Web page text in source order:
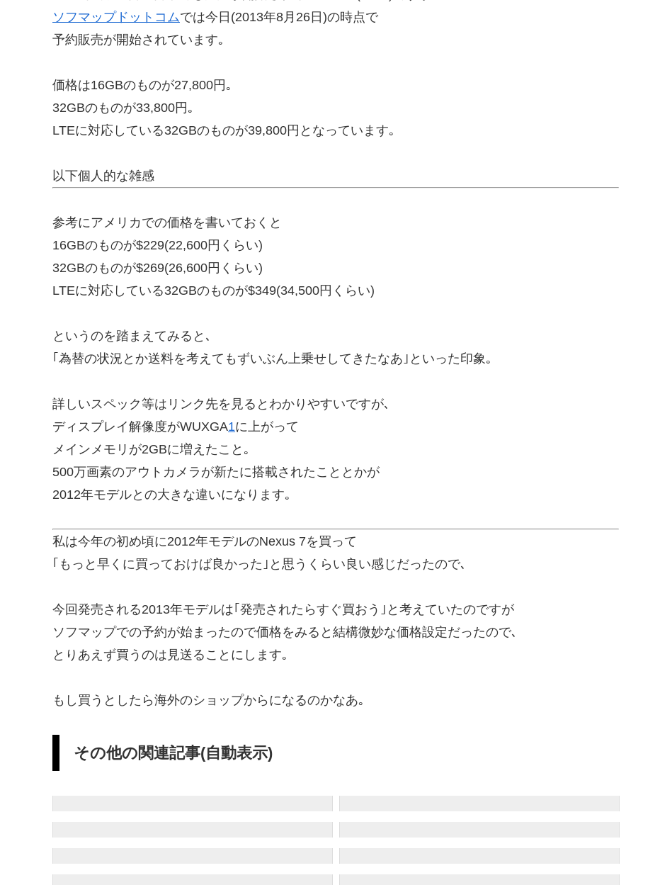
ソフマップドットコムでは今日(2013年8月26日)の時点で
予約販売が開始されています｡
価格は16GBのものが27,800円｡
32GBのものが33,800円｡
LTEに対応している32GBのものが39,800円となっています｡
以下個人的な雑感
参考にアメリカでの価格を書いておくと
16GBのものが$229(22,600円くらい)
32GBのものが$269(26,600円くらい)
LTEに対応している32GBのものが$349(34,500円くらい)
というのを踏まえてみると､
｢為替の状況とか送料を考えてもずいぶん上乗せしてきたなあ｣といった印象｡
詳しいスペック等はリンク先を見るとわかりやすいですが､
ディスプレイ解像度がWUXGA1に上がって
メインメモリが2GBに増えたこと｡
500万画素のアウトカメラが新たに搭載されたこととかが
2012年モデルとの大きな違いになります｡
私は今年の初め頃に2012年モデルのNexus 7を買って
｢もっと早くに買っておけば良かった｣と思うくらい良い感じだったので､
今回発売される2013年モデルは｢発売されたらすぐ買おう｣と考えていたのですが
ソフマップでの予約が始まったので価格をみると結構微妙な価格設定だったので､
とりあえず買うのは見送ることにします｡
もし買うとしたら海外のショップからになるのかなあ｡
その他の関連記事(自動表示)